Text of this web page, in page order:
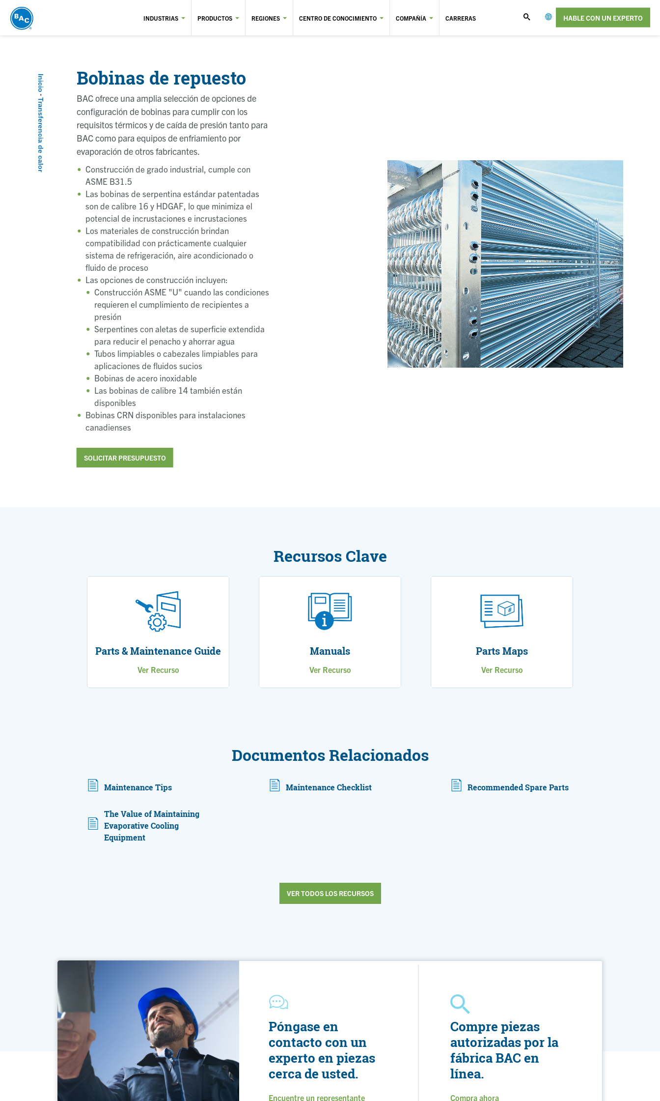
contenido
INDUSTRIAS PRODUCTOS REGIONES CENTRO DE CONOCIMIENTO COMPAÑÍA CARRERAS HABLE CON UN EXPERTO
Sobrescribir enlaces de ayuda a la navegación
Inicio
Transferencia de calor
Bobinas de repuesto
BAC ofrece una amplia selección de opciones de
configuración de bobinas para cumplir con los
requisitos térmicos y de caída de presión tanto para
BAC como para equipos de enfriamiento por
evaporación de otros fabricantes.
Construcción de grado industrial, cumple con
ASME B31.5
Las bobinas de serpentina estándar patentadas
son de calibre 16 y HDGAF, lo que minimiza el
potencial de incrustaciones e incrustaciones
Los materiales de construcción brindan
compatibilidad con prácticamente cualquier
sistema de refrigeración, aire acondicionado o
fluido de proceso
Las opciones de construcción incluyen:
Construcción ASME "U" cuando las condiciones
requieren el cumplimiento de recipientes a
presión
Serpentines con aletas de superficie extendida
para reducir el penacho y ahorrar agua
Tubos limpiables o cabezales limpiables para
aplicaciones de fluidos sucios
Bobinas de acero inoxidable
Las bobinas de calibre 14 también están
disponibles
Bobinas CRN disponibles para instalaciones
canadienses
SOLICITAR PRESUPUESTO
Recursos Clave
Parts & Maintenance Guide
Ver Recurso
Manuals
Ver Recurso
Parts Maps
Ver Recurso
Documentos Relacionados
Maintenance Tips Maintenance Checklist Recommended Spare Parts
The Value of Maintaining
Evaporative Cooling
Equipment
VER TODOS LOS RECURSOS
Póngase en
contacto con un
experto en piezas
cerca de usted.
Encuentre un representante
Compre piezas
autorizadas por la
fábrica BAC en
línea.
Compra ahora